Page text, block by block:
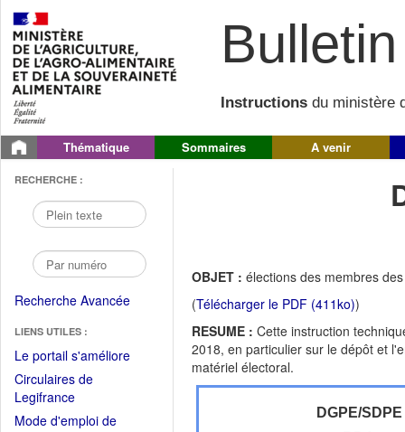
Instructions du ministère
Thématique Sommaires A venir
RECHERCHE :
Recherche Avancée
LIENS UTILES :
Le portail s'améliore(Fichier
Circulaires de
Legifrance(Ouvrir
dans
Mode d'emploi de
OBJET : élections des membres
(Télécharger le PDF (411ko))
RESUME : Cette instruction
2018, en particulier sur le dépôt et
matériel électoral.
DGPE/SDPE